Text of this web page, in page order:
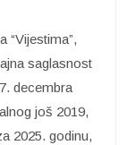
“Vijestima”,
saglasnost
decembra
još 2019,
2025. godinu,